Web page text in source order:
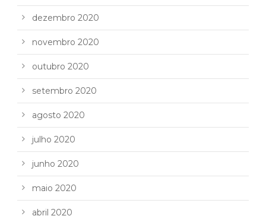
dezembro 2020
novembro 2020
outubro 2020
setembro 2020
agosto 2020
julho 2020
junho 2020
maio 2020
abril 2020